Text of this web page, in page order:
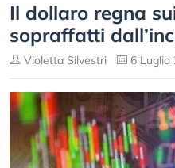
Il dollaro regna
sopraffatti
Violetta Silvestri 6 Luglio